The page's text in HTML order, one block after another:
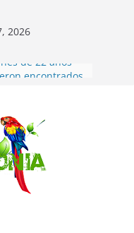
2026
de 22 años
de prisión a
de Alison,
sensación de
para
Colo de Chile
Diez de